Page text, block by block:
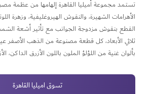
تستمد مجموعة أميليا القاهرة إلهامها من عظمة
الأهرامات الشهيرة، والنقوش الهيروغليفية، وزهرة
القطع بنقوش مزدوجة الجوانب مع تأثير أشعة
بألوان غنية من اللؤلؤ الملون باللون الأزرق الداكن،
الجمال الخالد للتراث المعماري والفني المصريّ،
تسوق اميليا القاهرة